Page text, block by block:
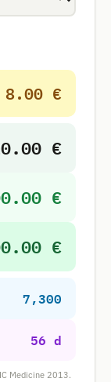
8.00 €
€
€
€
7,300
56 d
Medicine 2013.